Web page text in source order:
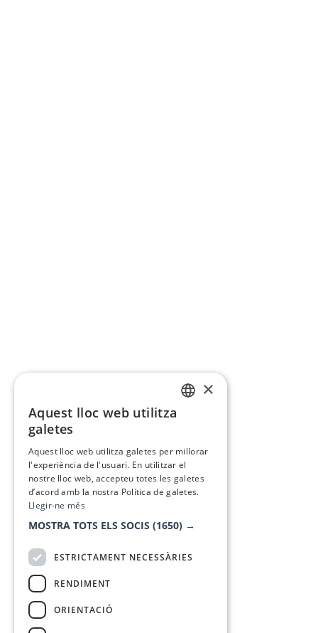
×
Aquest lloc web utilitza
galetes
Aquest lloc web utilitza galetes per millorar
l'experiència de l'usuari. En utilitzar el
nostre lloc web, accepteu totes les galetes
d’acord amb la nostra Política de galetes.
Llegir-ne més
MOSTRA TOTS ELS SOCIS (1650) →
ESTRICTAMENT NECESSÀRIES
RENDIMENT
ORIENTACIÓ